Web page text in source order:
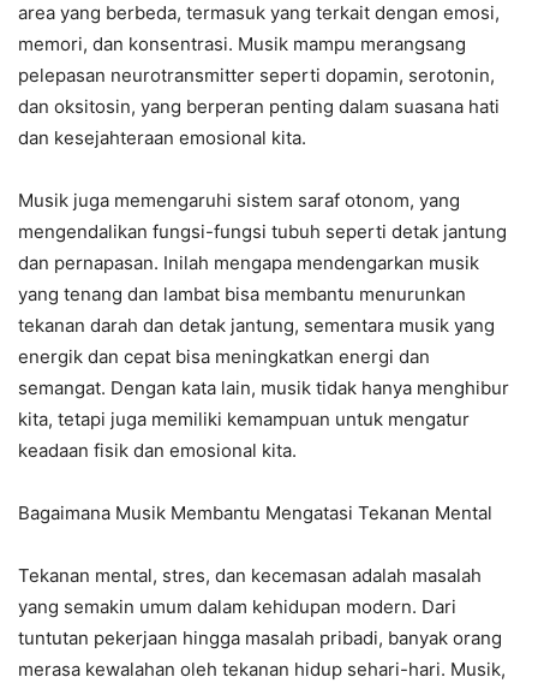
area yang berbeda, termasuk yang terkait dengan emosi,
memori, dan konsentrasi. Musik mampu merangsang
pelepasan neurotransmitter seperti dopamin, serotonin,
dan oksitosin, yang berperan penting dalam suasana hati
dan kesejahteraan emosional kita.
Musik juga memengaruhi sistem saraf otonom, yang
mengendalikan fungsi-fungsi tubuh seperti detak jantung
dan pernapasan. Inilah mengapa mendengarkan musik
yang tenang dan lambat bisa membantu menurunkan
tekanan darah dan detak jantung, sementara musik yang
energik dan cepat bisa meningkatkan energi dan
semangat. Dengan kata lain, musik tidak hanya menghibur
kita, tetapi juga memiliki kemampuan untuk mengatur
keadaan fisik dan emosional kita.
Bagaimana Musik Membantu Mengatasi Tekanan Mental
Tekanan mental, stres, dan kecemasan adalah masalah
yang semakin umum dalam kehidupan modern. Dari
tuntutan pekerjaan hingga masalah pribadi, banyak orang
merasa kewalahan oleh tekanan hidup sehari-hari. Musik,